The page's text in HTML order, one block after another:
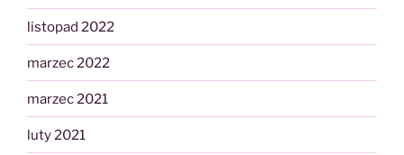
listopad 2022
marzec 2022
marzec 2021
luty 2021